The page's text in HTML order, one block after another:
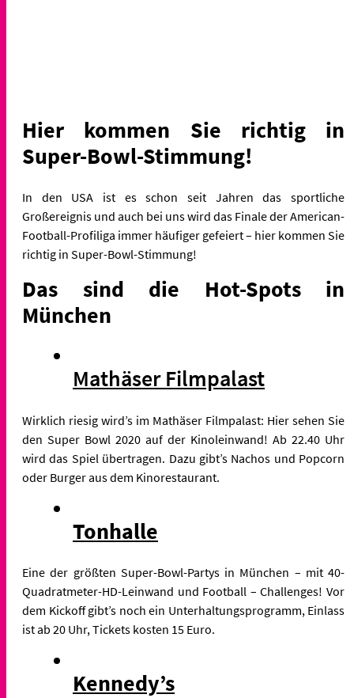
Hier kommen Sie richtig in
Super-Bowl-Stimmung!
In den USA ist es schon seit Jahren das sportliche
Großereignis und auch bei uns wird das Finale der American-
Football-Profiliga immer häufiger gefeiert – hier kommen Sie
richtig in Super-Bowl-Stimmung!
Das sind die Hot-Spots in
München
Mathäser Filmpalast
Wirklich riesig wird’s im Mathäser Filmpalast: Hier sehen Sie
den Super Bowl 2020 auf der Kinoleinwand! Ab 22.40 Uhr
wird das Spiel übertragen. Dazu gibt’s Nachos und Popcorn
oder Burger aus dem Kinorestaurant.
Tonhalle
Eine der größten Super-Bowl-Partys in München – mit 40-
Quadratmeter-HD-Leinwand und Football – Challenges! Vor
dem Kickoff gibt’s noch ein Unterhaltungsprogramm, Einlass
ist ab 20 Uhr, Tickets kosten 15 Euro.
Kennedy’s